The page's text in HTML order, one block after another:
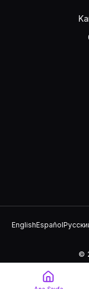
EnglishEspañol
©
Platform,